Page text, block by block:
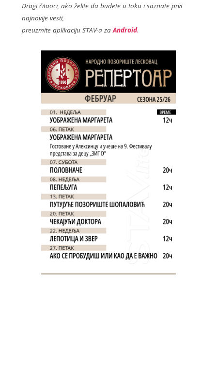
o
o
Dragi čitaoci, ako želite da budete u toku i saznate prvi
najnovije vesti,
preuzmite aplikaciju STAV-a zaAndroid.